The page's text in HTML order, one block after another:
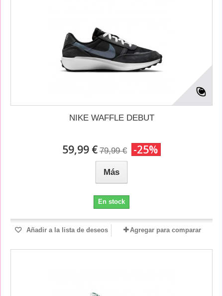
NIKE WAFFLE DEBUT
59,99 € 79,99 € -25%
Más
En stock
Añadir a la lista de deseos Agregar para comparar